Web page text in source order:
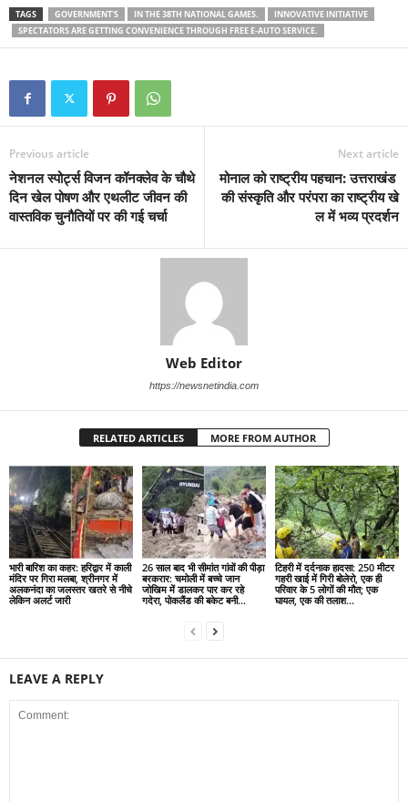
TAGS GOVERNMENT'S IN THE 38TH NATIONAL GAMES.
INNOVATIVE INITIATIVE
SPECTATORS ARE GETTING CONVENIENCE THROUGH FREE E-AUTO SERVICE.
Previous article
नेशनल स्पोर्ट्स विजन कॉनक्लेव के चौथे
दिन खेल पोषण और एथलीट जीवन की
वास्तविक चुनौतियों पर की गई चर्चा
Next article
मोनाल को राष्ट्रीय पहचान: उत्तराखंड
की संस्कृति और परंपरा का राष्ट्रीय खे
ल में भव्य प्रदर्शन
Web Editor
https://newsnetindia.com
RELATED ARTICLES MORE FROM AUTHOR
भारी बारिश का कहर: हरिद्वार में काली
मंदिर पर गिरा मलबा, श्रीनगर में
अलकनंदा का जलस्तर खतरे से नीचे
लेकिन अलर्ट जारी
26 साल बाद भी सीमांत गांवों की पीड़ा
बरकरार: चमोली में बच्चे जान
जोखिम में डालकर पार कर रहे
गदेरा, पोकलैंड की बकेट बनी...
टिहरी में दर्दनाक हादसा: 250 मीटर
गहरी खाई में गिरी बोलेरो, एक ही
परिवार के 5 लोगों की मौत; एक
घायल, एक की तलाश...
LEAVE A REPLY